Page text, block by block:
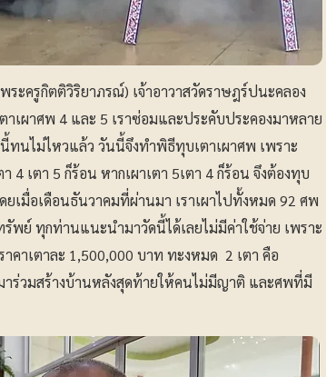
ะครูกิตติวิริยาภรณ์) เจ้าอาวาสวัดราษฎร์ปนะคลอง
าเผาศพ 4 และ 5 เราซ่อมและประคับประคองมาหลาย
ทนไม่ไหวแล้ว วันนี้จึงทำพิธีทุบเตาเผาศพ เพราะ
4 เตา 5 ก็ร้อน หากเผาเตา 5เตา 4 ก็ร้อน จึงต้องทุบ
ยเมื่อเดือนธันวาคมที่ผ่านมา เราเผาไปทั้งหมด 92 ศพ
พย์ ทุกท่านแนะนำมาวัดนี้ได้เลยไม่มีค่าใช้จ่าย เพราะ
คาเตาละ 1,500,000 บาท ทะงหมด 2 เตา คือ
ร่วมสร้างบ้านหลังสุดท้ายให้คนไม่มีญาติ และศพที่มี